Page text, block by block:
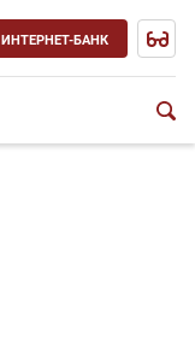
ИНТЕРНЕТ-БАНК